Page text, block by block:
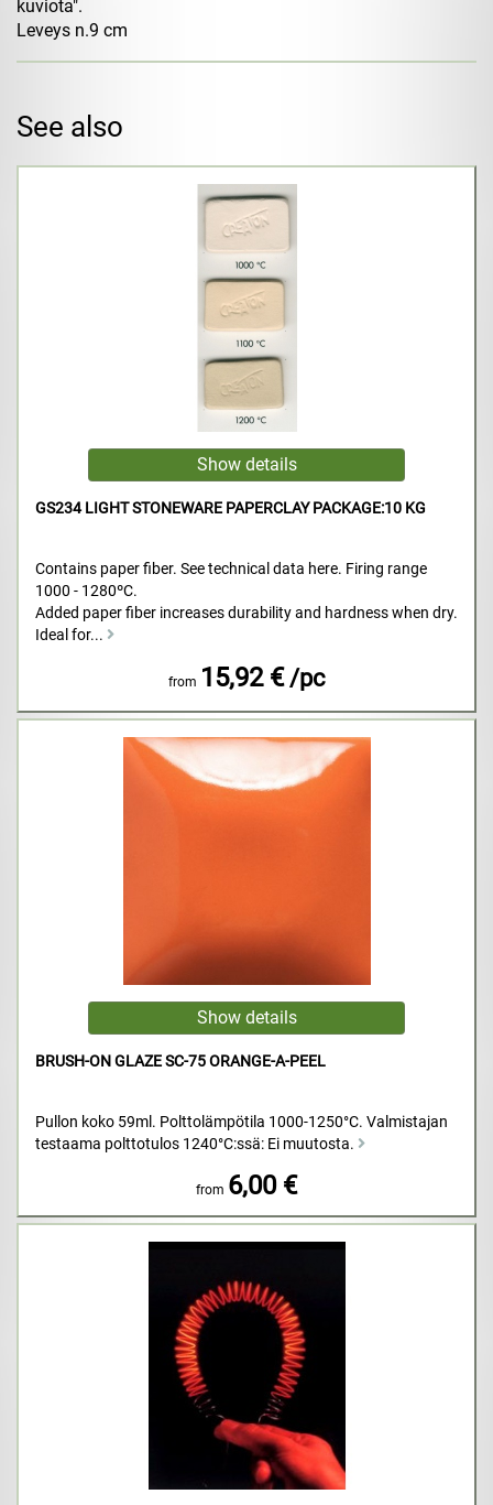
kuviota".
Leveys n.9 cm
See also
GS234 LIGHT STONEWARE PAPERCLAY PACKAGE:10 KG
Contains paper fiber. See technical data here. Firing range
1000 - 1280ºC.
Added paper fiber increases durability and hardness when dry.
Ideal for...
from 15,92 € /pc
BRUSH-ON GLAZE SC-75 ORANGE-A-PEEL
Pullon koko 59ml. Polttolämpötila 1000-1250°C. Valmistajan
testaama polttotulos 1240°C:ssä: Ei muutosta.
from 6,00 €